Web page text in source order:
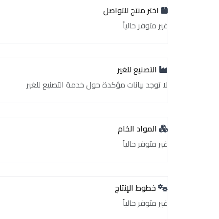
اختر منتج للتواصل
غير متوفر حالياً
التصنيع للغير
لا توجد بيانات مؤكدة حول خدمة التصنيع للغير
المواد الخام
غير متوفر حالياً
خطوط الإنتاج
غير متوفر حالياً